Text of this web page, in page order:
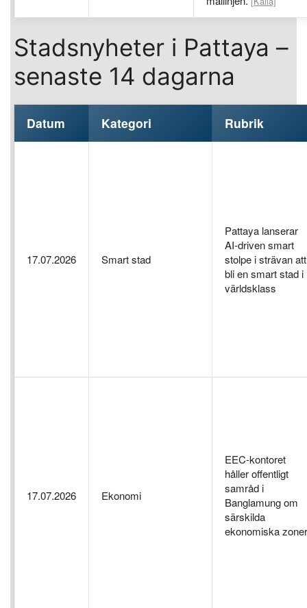
Stadsnyheter i Pattaya –
senaste 14 dagarna
Datum Kategori Rubrik
17.07.2026 Smart stad
Pattaya lanserar
AI-driven smart
stolpe i strävan att
bli en smart stad i
världsklass
17.07.2026 Ekonomi
EEC-kontoret
håller offentligt
samråd i
Banglamung om
särskilda
ekonomiska zoner